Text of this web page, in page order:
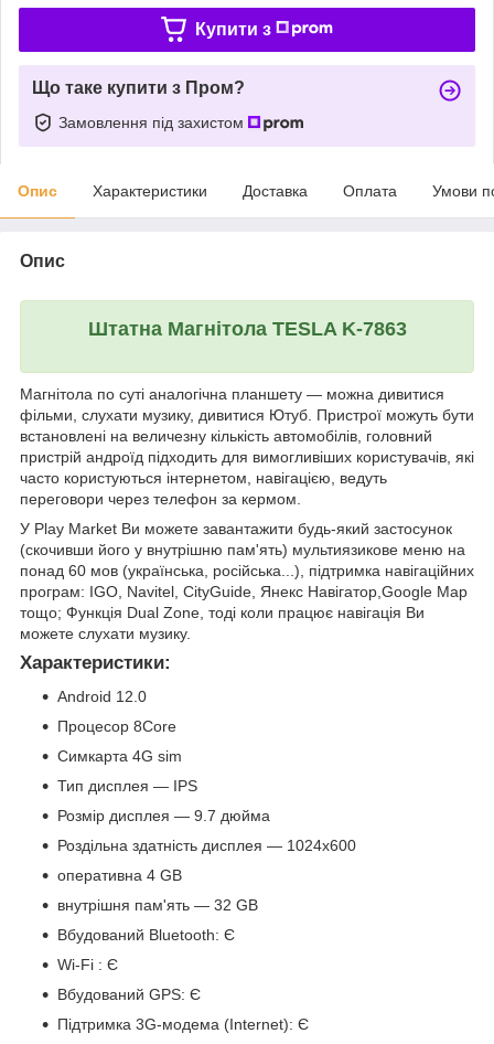
Купити з
Що таке купити з Пром?
Замовлення під захистом
Опис Характеристики Доставка Оплата Умови
Опис
Штатна Mагнітола TESLA K-7863
Магнітола по суті аналогічна планшету — можна дивитися
фільми, слухати музику, дивитися Ютуб. Пристрої можуть бути
встановлені на величезну кількість автомобілів, головний
пристрій андроїд підходить для вимогливіших користувачів, які
часто користуються інтернетом, навігацією, ведуть
переговори через телефон за кермом.
У Play Market Ви можете завантажити будь-який застосунок
(скочивши його у внутрішню пам'ять) мультиязикове меню на
понад 60 мов (українська, російська...), підтримка навігаційних
програм: IGO, Navitel, CityGuide, Янекс Навігатор,Google Map
тощо; Функція Dual Zone, тоді коли працює навігація Ви
можете слухати музику.
Характеристики:
Android 12.0
Процесор 8Core
Симкарта 4G sim
Тип дисплея — IPS
Розмір дисплея — 9.7 дюйма
Роздільна здатність дисплея — 1024х600
оперативна 4 GB
внутрішня пам'ять — 32 GB
Вбудований Bluetooth: Є
Wi-Fi : Є
Вбудований GPS: Є
Підтримка 3G-модема (Internet): Є